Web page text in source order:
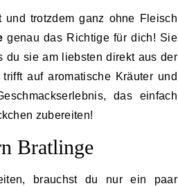
trotzdem ganz ohne Fleisch
genau das Richtige für dich! Sie
du sie am liebsten direkt aus der
auf aromatische Kräuter und
das einfach
zubereiten!
Bratlinge
brauchst du nur ein paar